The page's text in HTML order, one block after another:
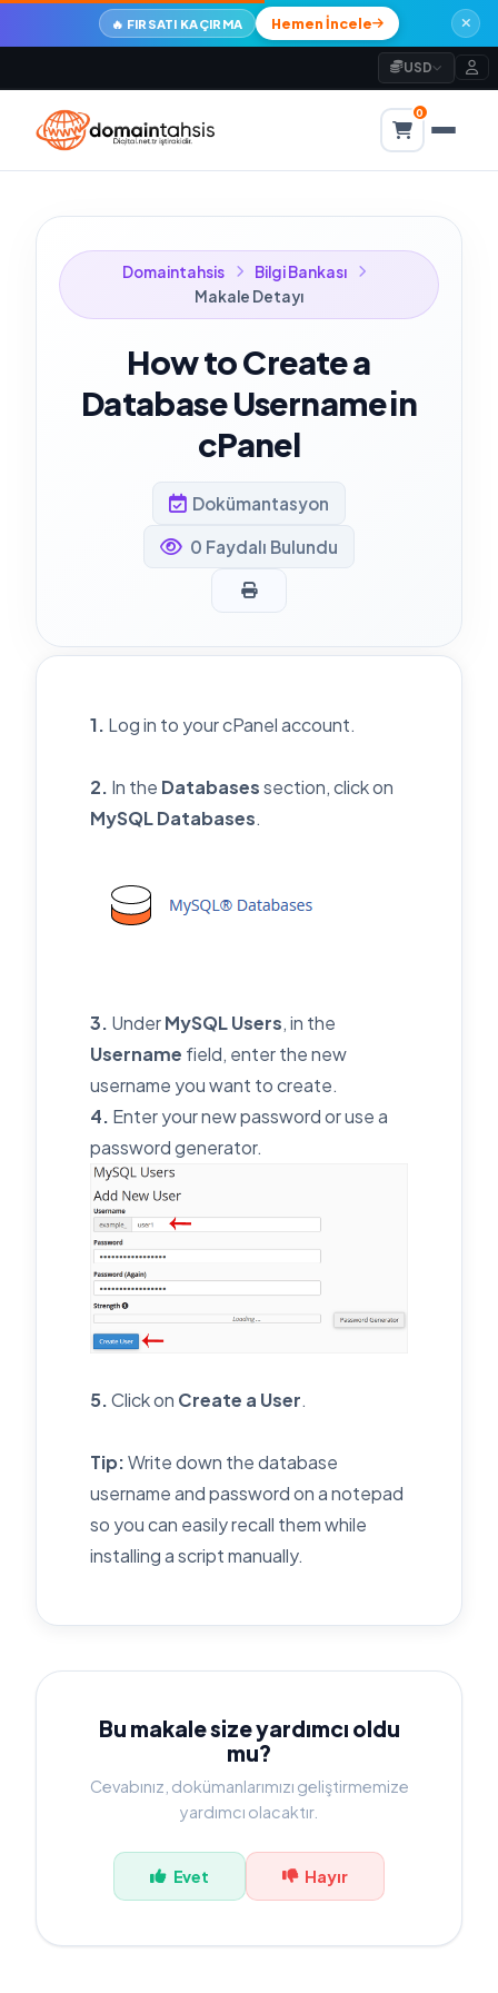
🔥 FIRSATI KAÇIRMA Hemen İncele
USD
0
Domaintahsis
Bilgi Bankası
Makale Detayı
How to Create a
Database Username in
cPanel
Dokümantasyon
0 Faydalı Bulundu
1. Log in to your cPanel account.
2. In the Databasessection, click on
MySQL Databases.
3. UnderMySQL Users, in the
Username field, enter the new
username you want to create.
4. Enter your new password or use a
password generator.
5.Click on Create a User.
Tip:Write down the database
username and password on a notepad
so you can easily recall them while
installing a script manually.
Bu makale size yardımcı oldu
mu?
Cevabınız, dokümanlarımızı geliştirmemize
yardımcı olacaktır.
Evet Hayır